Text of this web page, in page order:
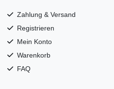
Zahlung & Versand
Registrieren
Mein Konto
Warenkorb
FAQ